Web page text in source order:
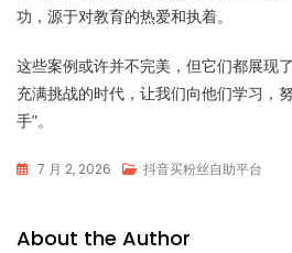
功，源于对教育的热爱和执着。
这些案例或许并不完美，但它们都展现
充满挑战的时代，让我们向他们学习，
手”。
7 月 2, 2026 抖音买粉丝自助平台
About the Author